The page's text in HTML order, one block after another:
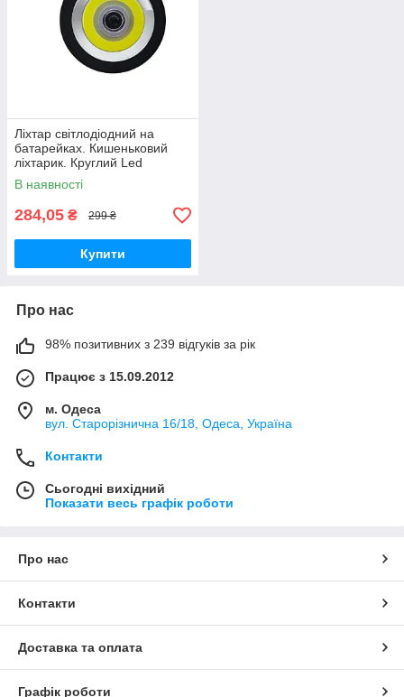
Ліхтар світлодіодний на
батарейках. Кишеньковий
ліхтарик. Круглий Led
світильник на магніті з гачком
В наявності
284,05 ₴ 299 ₴
Купити
Про нас
98% позитивних з 239 відгуків за рік
Працює з 15.09.2012
м. Одеса
вул. Старорізнична 16/18, Одеса, Україна
Контакти
Сьогодні вихідний
Показати весь графік роботи
Про нас
Контакти
Доставка та оплата
Графік роботи